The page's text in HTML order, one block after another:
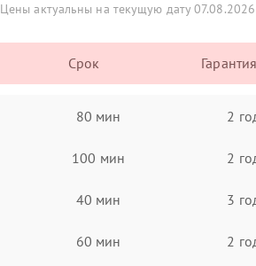
Цены актуальны на текущую дату 07.08.2026
Срок Гарантия
80 мин 2
100 мин 2
40 мин 3
60 мин 2